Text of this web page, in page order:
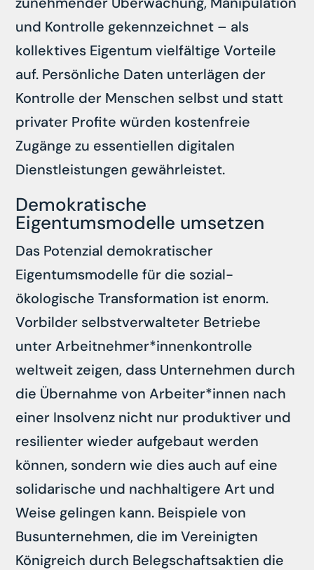
und Kontrolle gekennzeichnet – als
kollektives Eigentum vielfältige Vorteile
auf. Persönliche Daten unterlägen der
Kontrolle der Menschen selbst und statt
privater Profite würden kostenfreie
Zugänge zu essentiellen digitalen
Dienstleistungen gewährleistet.
Demokratische
Eigentumsmodelle umsetzen
Das Potenzial demokratischer
Eigentumsmodelle für die sozial-
ökologische Transformation ist enorm.
Vorbilder selbstverwalteter Betriebe
unter Arbeitnehmer*innenkontrolle
weltweit zeigen, dass Unternehmen durch
die Übernahme von Arbeiter*innen nach
einer Insolvenz nicht nur produktiver und
resilienter wieder aufgebaut werden
können, sondern wie dies auch auf eine
solidarische und nachhaltigere Art und
Weise gelingen kann. Beispiele von
Busunternehmen, die im Vereinigten
Königreich durch Belegschaftsaktien die